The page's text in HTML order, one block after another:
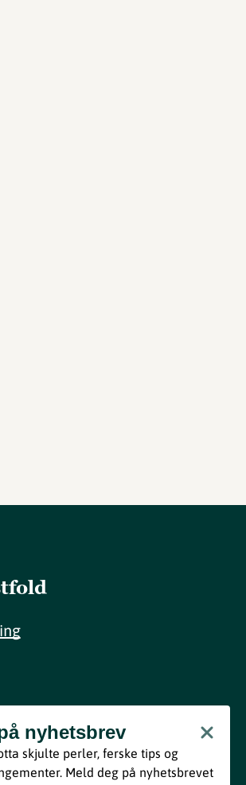
nyhetsbrev
Bli med
nyhetsbrev
skjulte perler, ferske tips og
Meld deg på nyhetsbrevet